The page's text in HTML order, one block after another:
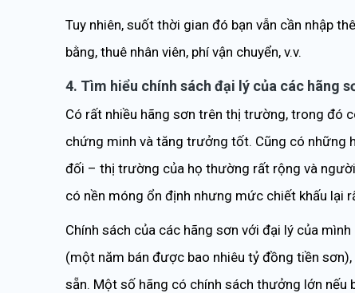
Tuy nhiên, suốt thời gian đó bạn vẫn cần nhập
bằng, thuê nhân viên, phí vận chuyển, v.v.
4. Tìm hiểu chính sách đại lý của các hãng
Có rất nhiều hãng sơn trên thị trường, trong đó
chứng minh và tăng trưởng tốt. Cũng có những
đối – thị trường của họ thường rất rộng và
có nền móng ổn định nhưng mức chiết khấu lại
Chính sách của các hãng sơn với đại lý của
(một năm bán được bao nhiêu tỷ đồng tiền
sẵn. Một số hãng có chính sách thưởng lớn nếu